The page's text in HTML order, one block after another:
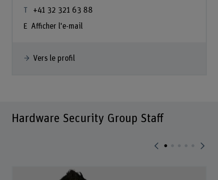
+41 32 321 63 88
Afficher l'e-mail
Vers le profil
Hardware Security Group Staff